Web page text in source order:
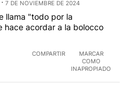
7 DE NOVIEMBRE DE 2024
llama "todo por la
hace acordar a la bolocco
COMPARTIR
MARCAR
COMO
INAPROPIADO